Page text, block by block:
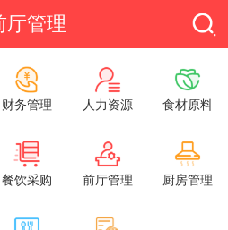
厅管理
财务管理 人力资源 食材原料
餐饮采购 前厅管理 厨房管理